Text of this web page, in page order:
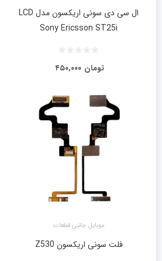
ال‌ سی ‌دی سونی اريكسون مدل LCD
Sony Ericsson ST25i
۴۵۰,۰۰۰ تومان
موبایل جانبی قطعات
فلت سونی اریکسون Z530